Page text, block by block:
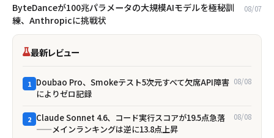
ByteDanceが100兆パラメータの大規模AIモデルを極秘訓
練、Anthropicに挑戦状
08/07
最新レビュー
1 Doubao Pro、Smokeテスト5次元すべて欠席――API障害
によりゼロ記録
08/08
2 Claude Sonnet 4.6、コード実行スコアが19.5点急落
——メインランキングは逆に13.8点上昇
08/08